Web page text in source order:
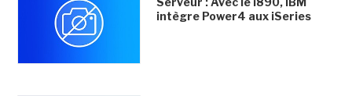
intègre Power4 aux iSeries